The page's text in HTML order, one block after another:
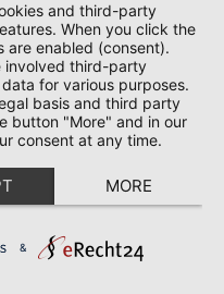
and third-party
When you click the
are enabled (consent).
involved third-party
for various purposes.
basis and third party
button "More" and in our
consent at any time.
MORE
&